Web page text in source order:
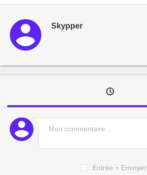
Skypper
Entrée = Envoyer